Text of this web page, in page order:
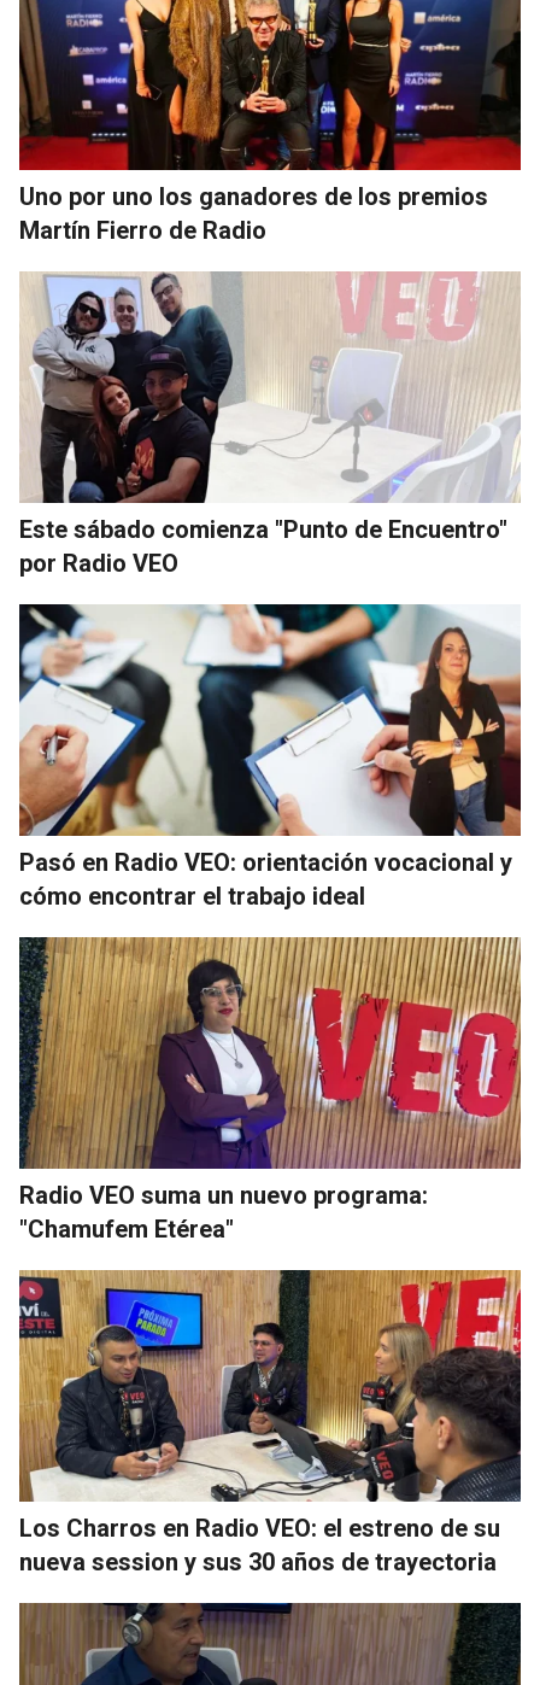
Uno por uno los ganadores de los premios
Martín Fierro de Radio
Este sábado comienza "Punto de Encuentro"
por Radio VEO
Pasó en Radio VEO: orientación vocacional y
cómo encontrar el trabajo ideal
Radio VEO suma un nuevo programa:
"Chamufem Etérea"
Los Charros en Radio VEO: el estreno de su
nueva session y sus 30 años de trayectoria